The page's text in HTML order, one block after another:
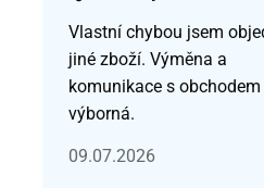
Vlastní chybou jsem
jiné zboží. Výměna a
komunikace s obchodem
výborná.
09.07.2026